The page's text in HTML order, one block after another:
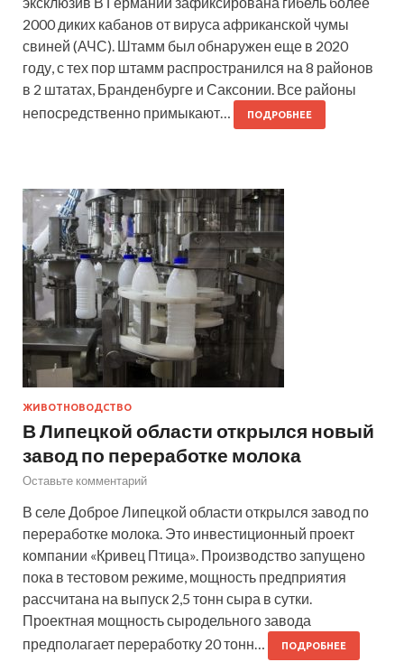
2000 диких кабанов от вируса африканской чумы
свиней (АЧС). Штамм был обнаружен еще в 2020
году, с тех пор штамм распространился на 8 районов
в 2 штатах, Бранденбурге и Саксонии. Все районы
непосредственно примыкают…
ПОДРОБНЕЕ
ЖИВОТНОВОДСТВО
В Липецкой области открылся новый
завод по переработке молока
Оставьте комментарий
В селе Доброе Липецкой области открылся завод по
переработке молока. Это инвестиционный проект
компании «Кривец Птица». Производство запущено
пока в тестовом режиме, мощность предприятия
рассчитана на выпуск 2,5 тонн сыра в сутки.
Проектная мощность сыродельного завода
предполагает переработку 20 тонн…
ПОДРОБНЕЕ